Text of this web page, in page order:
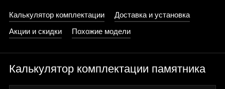
Калькулятор комплектации
Доставка и установка
Акции и скидки
Похожие модели
Калькулятор комплектации памятника